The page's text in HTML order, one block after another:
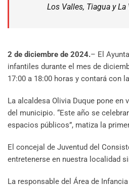
Los Valles, Tiagua y La
2 de diciembre de 2024.– El
infantiles durante el mes de
17:00 a 18:00 horas y contará con
La alcaldesa Olivia Duque pone
del municipio. “Este año se
espacios públicos”, matiza la
El concejal de Juventud del
entretenerse en nuestra localidad
La responsable del Área de